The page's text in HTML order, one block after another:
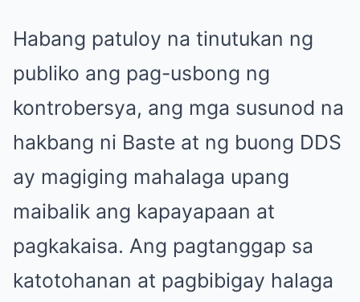
Habang patuloy na tinutukan ng
publiko ang pag-usbong ng
kontrobersya, ang mga susunod na
hakbang ni Baste at ng buong DDS
ay magiging mahalaga upang
maibalik ang kapayapaan at
pagkakaisa. Ang pagtanggap sa
katotohanan at pagbibigay halaga